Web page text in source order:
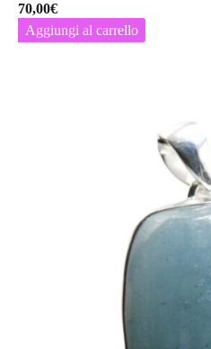
70,00€
Aggiungi al carrello